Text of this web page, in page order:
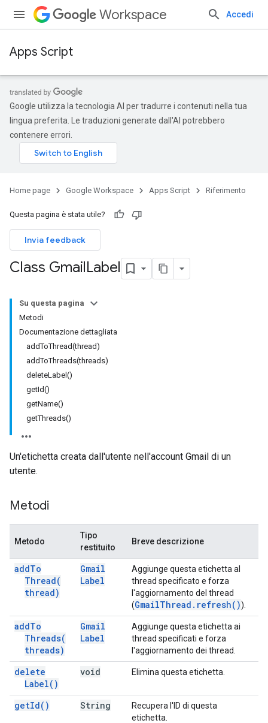
Workspace Accedi
Apps Script
Google utilizza la tecnologia AI per tradurre i contenuti nella tua
lingua preferita. Le traduzioni generate dall'AI potrebbero
contenere errori.
Home page Google Workspace Apps Script Riferimento
Questa pagina è stata utile?
Invia feedback
Class GmailLabel
Su questa pagina
Metodi
Documentazione dettagliata
addToThread(thread)
addToThreads(threads)
deleteLabel()
getId()
getName()
getThreads()
Un'etichetta creata dall'utente nell'account Gmail di un
utente.
Metodi
Metodo
Tipo
restituito
Breve descrizione
addTo
Thread(
thread)
Gmail
Label
Aggiunge questa etichetta al
thread specificato e forza
l'aggiornamento del thread
(GmailThread . refresh( )).
addTo
Threads(
threads)
Gmail
Label
Aggiunge questa etichetta ai
thread specificati e forza
l'aggiornamento dei thread.
delete
Label( )
void Elimina questa etichetta.
getId( ) String
Recupera l'ID di questa
etichetta.